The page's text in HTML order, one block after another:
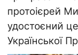
протоієрей
удостоєний
Української